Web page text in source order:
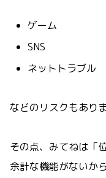
ゲーム
SNS
ネットトラブル
などのリスクもありま
その点、みてねは「
余計な機能がないか